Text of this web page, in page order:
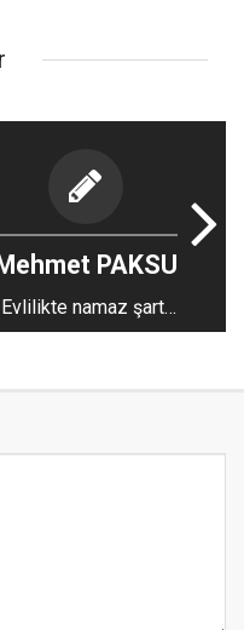
PAKSU
Evlilikte namaz şartı
aranmalı mı?